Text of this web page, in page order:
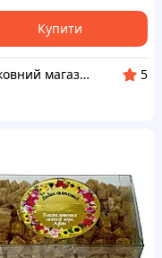
Купити
Церковний магазин "АФОН"
5